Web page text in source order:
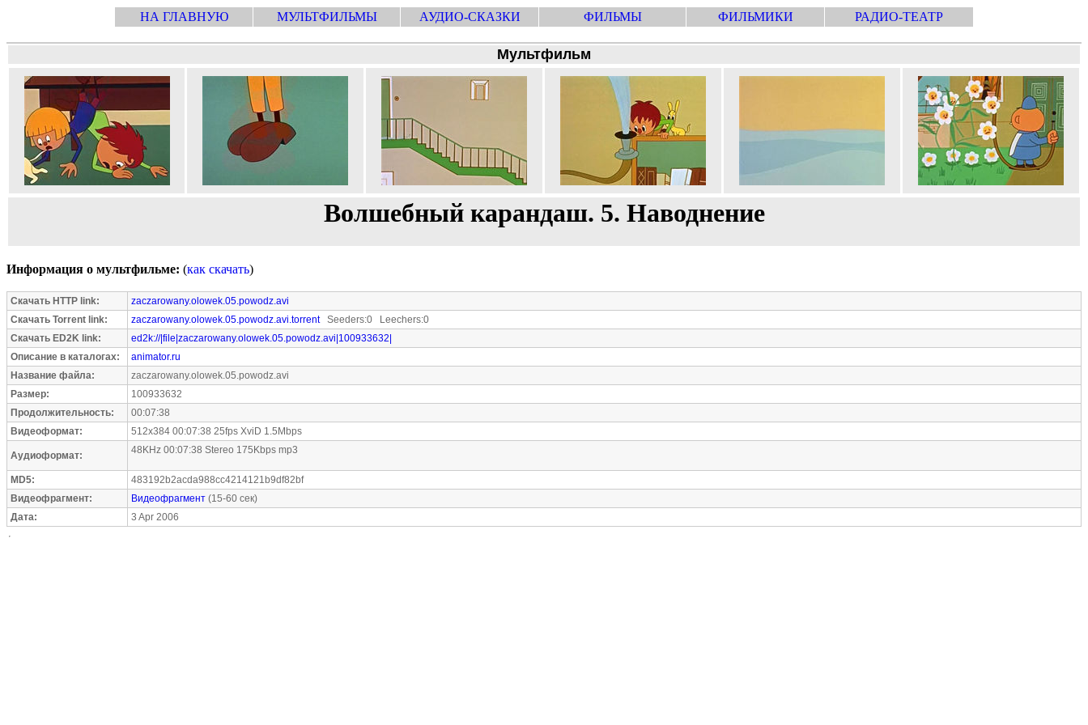
НА ГЛАВНУЮ МУЛЬТФИЛЬМЫ АУДИО-СКАЗКИ ФИЛЬМЫ ФИЛЬМИКИ РАДИО-ТЕАТР
Мультфильм
Волшебный карандаш. 5. Наводнение
Информация о мультфильме: (как скачать)
Скачать HTTP link:
zaczarowany.olowek.05.powodz.avi
Скачать Torrent link:
zaczarowany.olowek.05.powodz.avi.torrentSeeders:0 Leechers:0
Скачать ED2K link:
ed2k://|file|zaczarowany.olowek.05.powodz.avi|100933632|
Описание в каталогах:
animator.ru
Название файла:
zaczarowany.olowek.05.powodz.avi
Размер:
100933632
Продолжительность:
00:07:38
Видеоформат:
512x384 00:07:38 25fps XviD 1.5Mbps
Аудиоформат: 48KHz 00:07:38 Stereo 175Kbps mp3
MD5:
483192b2acda988cc4214121b9df82bf
Видеофрагмент:
Видеофрагмент (15-60 сек)
Дата:
3 Apr 2006